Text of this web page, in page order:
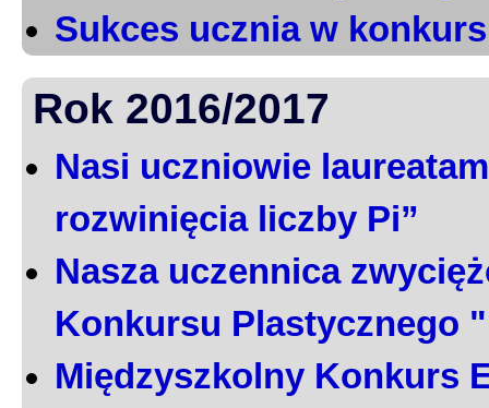
Sukces ucznia w
Rok 2016/2017
Nasi uczniowie
rozwinięcia liczby Pi”
Nasza uczennica
Konkursu Plastycznego
Międzyszkolny Konkurs